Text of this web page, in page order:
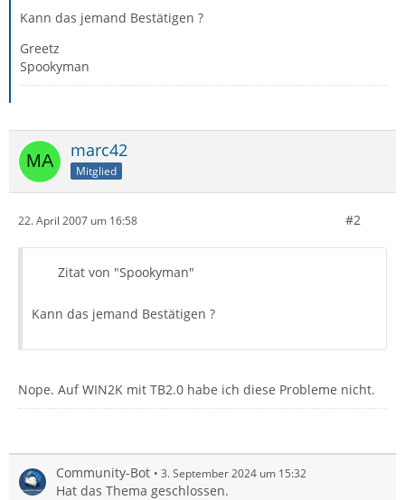
Kann das jemand Bestätigen ?
Greetz
Spookyman
marc42
Mitglied
22. April 2007 um 16:58 #2
Zitat von "Spookyman"
Kann das jemand Bestätigen ?
Nope. Auf WIN2K mit TB2.0 habe ich diese Probleme nicht.
Community-Bot 3. September 2024 um 15:32
Hat das Thema geschlossen.